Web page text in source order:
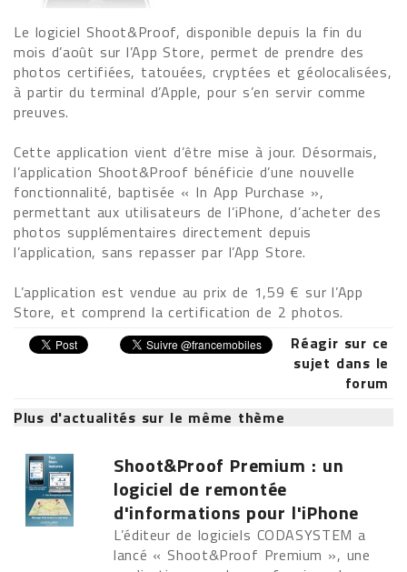
Le logiciel Shoot&Proof, disponible depuis la fin du
mois d’août sur l’App Store, permet de prendre des
photos certifiées, tatouées, cryptées et géolocalisées,
à partir du terminal d’Apple, pour s’en servir comme
preuves.
Cette application vient d’être mise à jour. Désormais,
l’application Shoot&Proof bénéficie d’une nouvelle
fonctionnalité, baptisée « In App Purchase »,
permettant aux utilisateurs de l’iPhone, d’acheter des
photos supplémentaires directement depuis
l’application, sans repasser par l’App Store.
L’application est vendue au prix de 1,59 € sur l’App
Store, et comprend la certification de 2 photos.
Réagir sur ce
sujet dans le
forum
Plus d'actualités sur le même thème
Shoot&Proof Premium : un
logiciel de remontée
d'informations pour l'iPhone
L’éditeur de logiciels CODASYSTEM a
lancé « Shoot&Proof Premium », une